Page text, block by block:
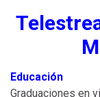
Educación
Graduaciones en